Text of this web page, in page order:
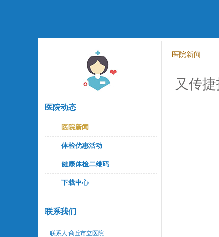
医院动态
医院新闻
体检优惠活动
健康体检二维码
下载中心
联系我们
联系人:商丘市立医院
医院新闻
又传